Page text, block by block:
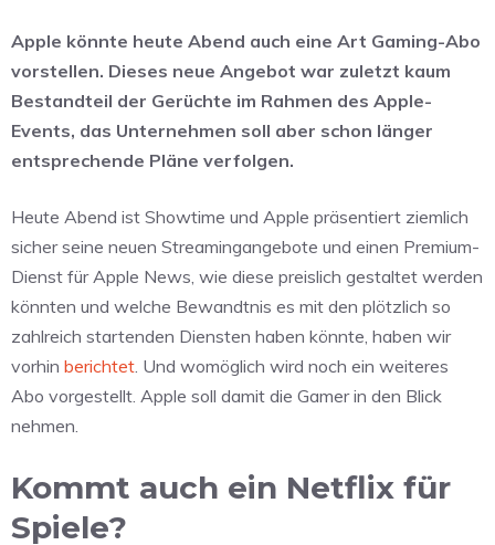
Apple könnte heute Abend auch eine Art Gaming-Abo
vorstellen. Dieses neue Angebot war zuletzt kaum
Bestandteil der Gerüchte im Rahmen des Apple-
Events, das Unternehmen soll aber schon länger
entsprechende Pläne verfolgen.
Heute Abend ist Showtime und Apple präsentiert ziemlich
sicher seine neuen Streamingangebote und einen Premium-
Dienst für Apple News, wie diese preislich gestaltet werden
könnten und welche Bewandtnis es mit den plötzlich so
zahlreich startenden Diensten haben könnte, haben wir
vorhin berichtet. Und womöglich wird noch ein weiteres
Abo vorgestellt. Apple soll damit die Gamer in den Blick
nehmen.
Kommt auch ein Netflix für
Spiele?